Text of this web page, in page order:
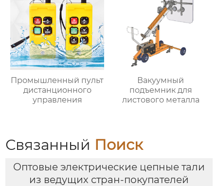
Промышленный пульт
дистанционного
управления
Вакуумный
подъемник для
листового металла
Связанный Поиск
Оптовые электрические цепные тали
из ведущих стран-покупателей